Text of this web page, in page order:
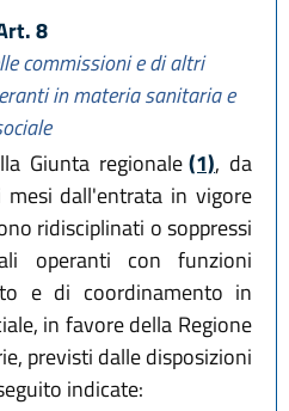
8
commissioni e di altri
in materia sanitaria e
Giunta regionale(1), da
dall'entrata in vigore
ridisciplinati o soppressi
operanti con funzioni
e di coordinamento in
in favore della Regione
previsti dalle disposizioni
indicate: